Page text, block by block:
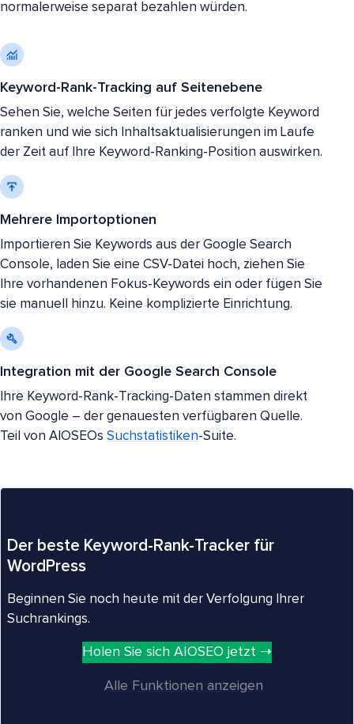
normalerweise separat bezahlen würden.
Keyword-Rank-Tracking auf Seitenebene
Sehen Sie, welche Seiten für jedes verfolgte Keyword
ranken und wie sich Inhaltsaktualisierungen im Laufe
der Zeit auf Ihre Keyword-Ranking-Position auswirken.
Mehrere Importoptionen
Importieren Sie Keywords aus der Google Search
Console, laden Sie eine CSV-Datei hoch, ziehen Sie
Ihre vorhandenen Fokus-Keywords ein oder fügen Sie
sie manuell hinzu. Keine komplizierte Einrichtung.
Integration mit der Google Search Console
Ihre Keyword-Rank-Tracking-Daten stammen direkt
von Google – der genauesten verfügbaren Quelle.
Teil von AIOSEOs Suchstatistiken-Suite.
Der beste Keyword-Rank-Tracker für
WordPress
Beginnen Sie noch heute mit der Verfolgung Ihrer
Suchrankings.
Holen Sie sich AIOSEO jetzt ➝
Alle Funktionen anzeigen